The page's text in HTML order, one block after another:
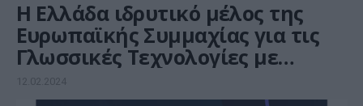
Η Ελλάδα ιδρυτικό μέλος της
Ευρωπαϊκής Συμμαχίας για τις
Γλωσσικές Τεχνολογίες με
Τεχνητή Νοημοσύνη
12.02.2024